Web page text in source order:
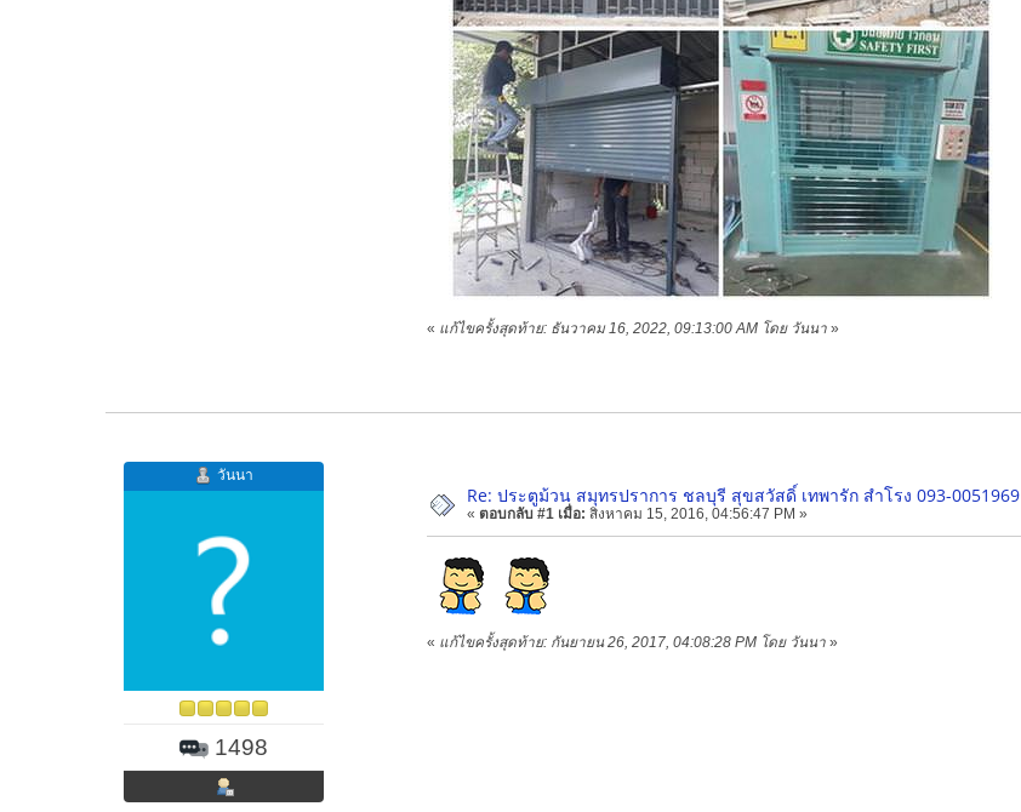
« แก้ไขครั้งสุดท้าย: ธันวาคม 16, 2022, 09:13:00 AM โดย วันนา »
วันนา
1498
Re: ประตูม้วน สมุทรปราการ ชลบุรี สุขสวัสดิ์ เทพารัก สำโรง 093-0051969
« ตอบกลับ #1 เมื่อ: สิงหาคม 15, 2016, 04:56:47 PM »
« แก้ไขครั้งสุดท้าย: กันยายน 26, 2017, 04:08:28 PM โดย วันนา »